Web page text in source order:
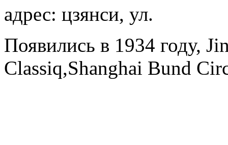
адрес: цзянси, ул.
Появились в 1934 году,
Classiq,Shanghai Bund